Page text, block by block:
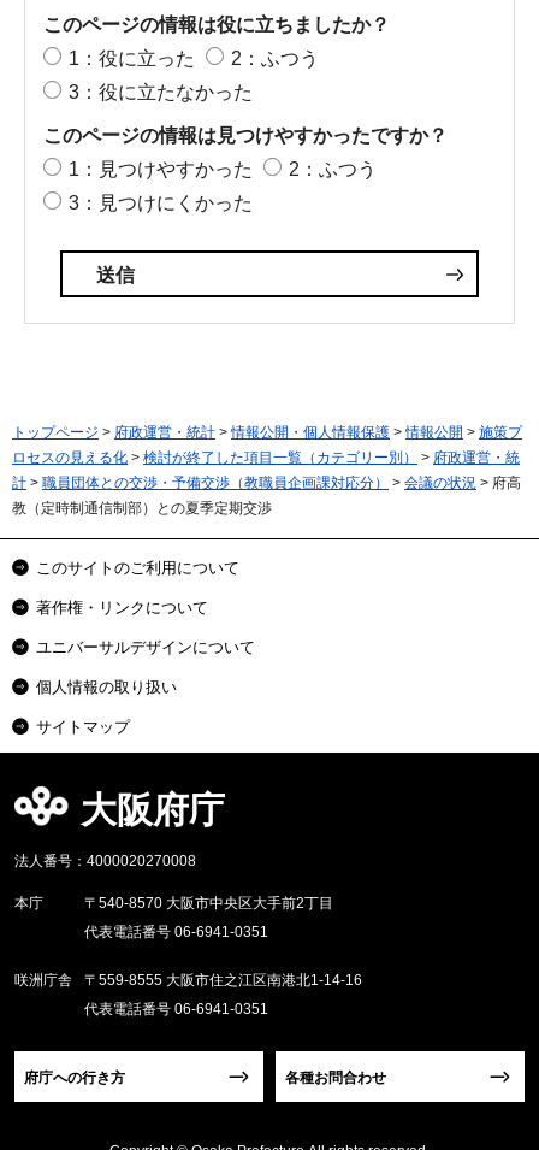
このページの情報は役に立ちましたか？
1：役に立った
2：ふつう
3：役に立たなかった
このページの情報は見つけやすかったですか？
1：見つけやすかった
2：ふつう
3：見つけにくかった
トップページ > 府政運営・統計 >情報公開・個人情報保護 >情報公開 > 施策プ
ロセスの見える化 > 検討が終了した項目一覧（カテゴリー別） > 府政運営・統
計 > 職員団体との交渉・予備交渉（教職員企画課対応分） > 会議の状況 > 府高
教（定時制通信制部）との夏季定期交渉
このサイトのご利用について
著作権・リンクについて
ユニバーサルデザインについて
個人情報の取り扱い
サイトマップ
大阪府庁
法人番号：4000020270008
本庁
〒540-8570 大阪市中央区大手前2丁目
代表電話番号 06-6941-0351
咲洲庁舎
〒559-8555 大阪市住之江区南港北1-14-16
代表電話番号 06-6941-0351
府庁への行き方 各種お問合わせ